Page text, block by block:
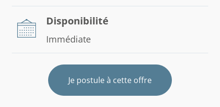
Disponibilité
Immédiate
Je postule à cette offre